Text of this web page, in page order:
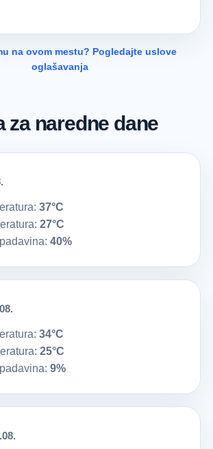
na ovom mestu? Pogledajte uslove
oglašavanja
za naredne dane
37°C
27°C
40%
34°C
25°C
9%